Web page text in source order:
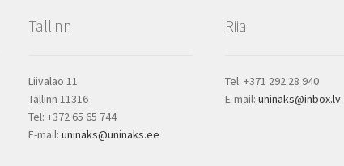
Tallinn
Liivalao 11
Tallinn 11316
Tel: +372 65 65 744
E-mail:uninaks@uninaks.ee
Riia
Tel: +371 292 28 940
E-mail:uninaks@inbox.lv